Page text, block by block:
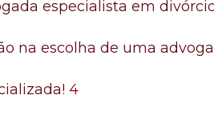
especialista em
na escolha de uma
4